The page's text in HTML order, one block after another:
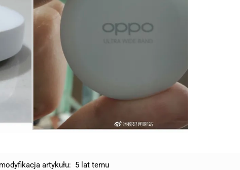
artykułu: 5 lat temu